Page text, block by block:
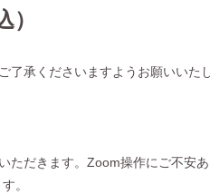
承くださいますようお願いいたし
だきます。Zoom操作にご不安
。